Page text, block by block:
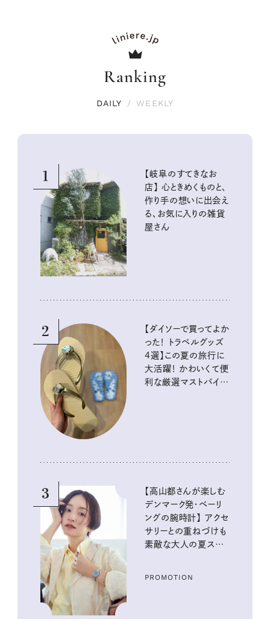
Ranking
DAILY / WEEKLY
1
【岐阜のすてきなお
店】 心ときめくものと、
作り手の想いに出会え
る、お気に入りの雑貨
屋さん
2
【ダイソーで買ってよか
った！ トラベルグッズ
4選】この夏の旅行に
大活躍！ かわいくて便
利な厳選マストバイア
3
【高山都さんが楽しむ
デンマーク発・ベーリ
ングの腕時計】 アクセ
サリーとの重ねづけも
素敵な大人の夏スタイ
PROMOTION